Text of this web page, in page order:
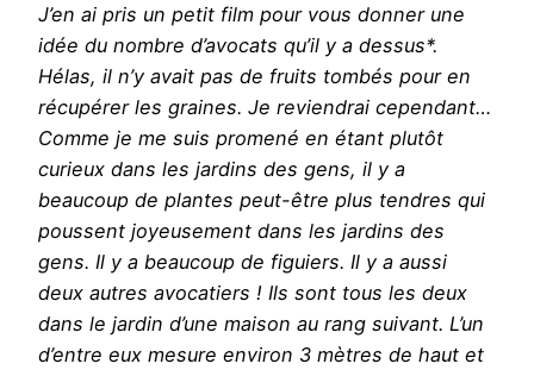
J’en ai pris un petit film pour vous donner une
idée du nombre d’avocats qu’il y a dessus*.
Hélas, il n’y avait pas de fruits tombés pour en
récupérer les graines. Je reviendrai cependant…
Comme je me suis promené en étant plutôt
curieux dans les jardins des gens, il y a
beaucoup de plantes peut-être plus tendres qui
poussent joyeusement dans les jardins des
gens. Il y a beaucoup de figuiers. Il y a aussi
deux autres avocatiers ! Ils sont tous les deux
dans le jardin d’une maison au rang suivant. L’un
d’entre eux mesure environ 3 mètres de haut et